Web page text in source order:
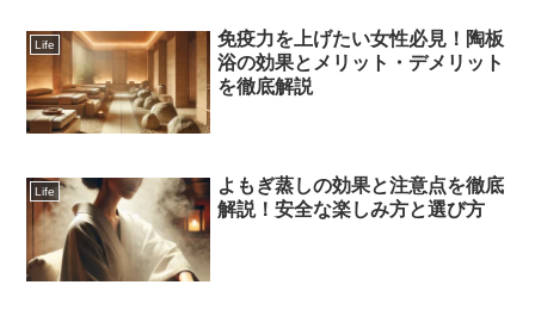
Life
免疫力を上げたい女性必見！陶板
浴の効果とメリット・デメリット
を徹底解説
Life
よもぎ蒸しの効果と注意点を徹底
解説！安全な楽しみ方と選び方